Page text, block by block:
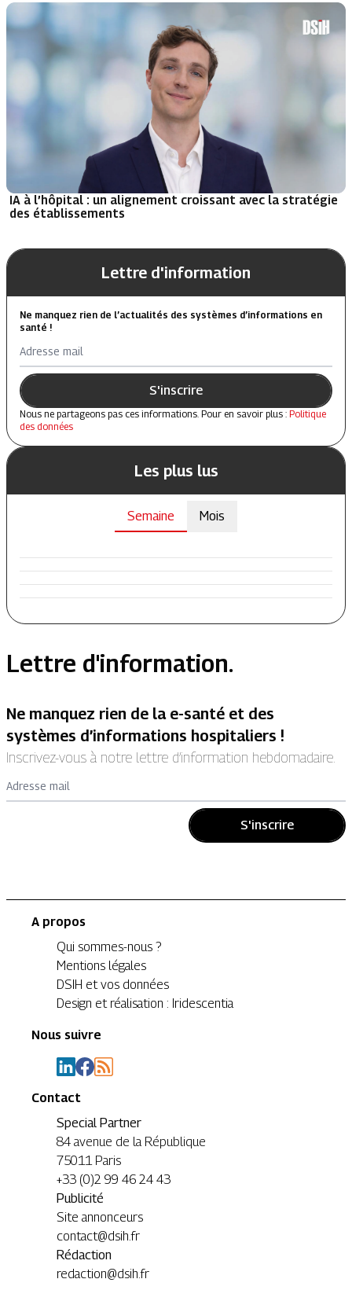
IA à l’hôpital : un alignement croissant avec la stratégie
des établissements
Lettre d'information
Ne manquez rien de l’actualités des systèmes d’informations en
santé !
Adresse mail
S'inscrire
Nous ne partageons pas ces informations. Pour en savoir plus : Politique
des données
Les plus lus
Semaine Mois
Lettre d'information.
Ne manquez rien de la e-santé et des
systèmes d’informations hospitaliers !
Inscrivez-vous à notre lettre d’information hebdomadaire.
Adresse mail
S'inscrire
A propos
Qui sommes-nous ?
Mentions légales
DSIH et vos données
Design et réalisation : Iridescentia
Nous suivre
Contact
Special Partner
84 avenue de la République
75011 Paris
+33 (0)2 99 46 24 43
Publicité
Site annonceurs
contact@dsih.fr
Rédaction
redaction@dsih.fr